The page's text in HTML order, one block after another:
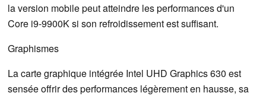
la version mobile peut atteindre les performances d'un
Core i9-9900K si son refroidissement est suffisant.
Graphismes
La carte graphique intégrée Intel UHD Graphics 630 est
sensée offrir des performances légèrement en hausse, sa